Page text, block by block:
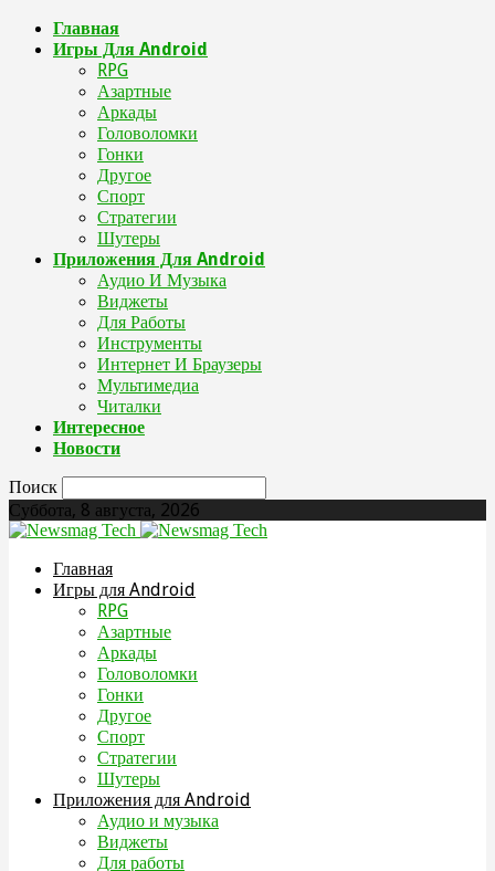
Главная
Игры Для Android
RPG
Азартные
Аркады
Головоломки
Гонки
Другое
Спорт
Стратегии
Шутеры
Приложения Для Android
Аудио И Музыка
Виджеты
Для Работы
Инструменты
Интернет И Браузеры
Мультимедиа
Читалки
Интересное
Новости
Поиск
Суббота, 8 августа, 2026
Главная
Игры для Android
RPG
Азартные
Аркады
Головоломки
Гонки
Другое
Спорт
Стратегии
Шутеры
Приложения для Android
Аудио и музыка
Виджеты
Для работы